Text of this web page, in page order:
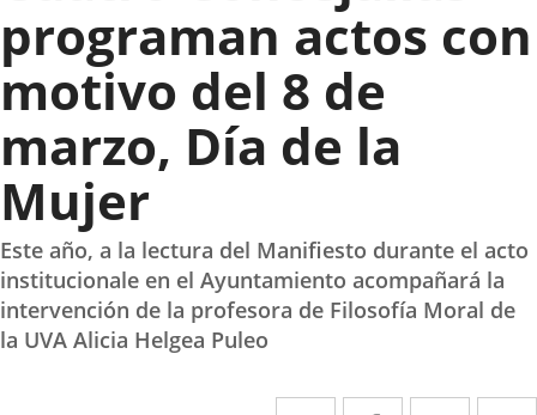
programan actos con
motivo del 8 de
marzo, Día de la
Mujer
Este año, a la lectura del Manifiesto durante el acto
institucionale en el Ayuntamiento acompañará la
intervención de la profesora de Filosofía Moral de
la UVA Alicia Helgea Puleo